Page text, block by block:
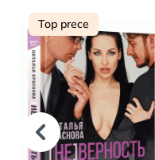
Top prece